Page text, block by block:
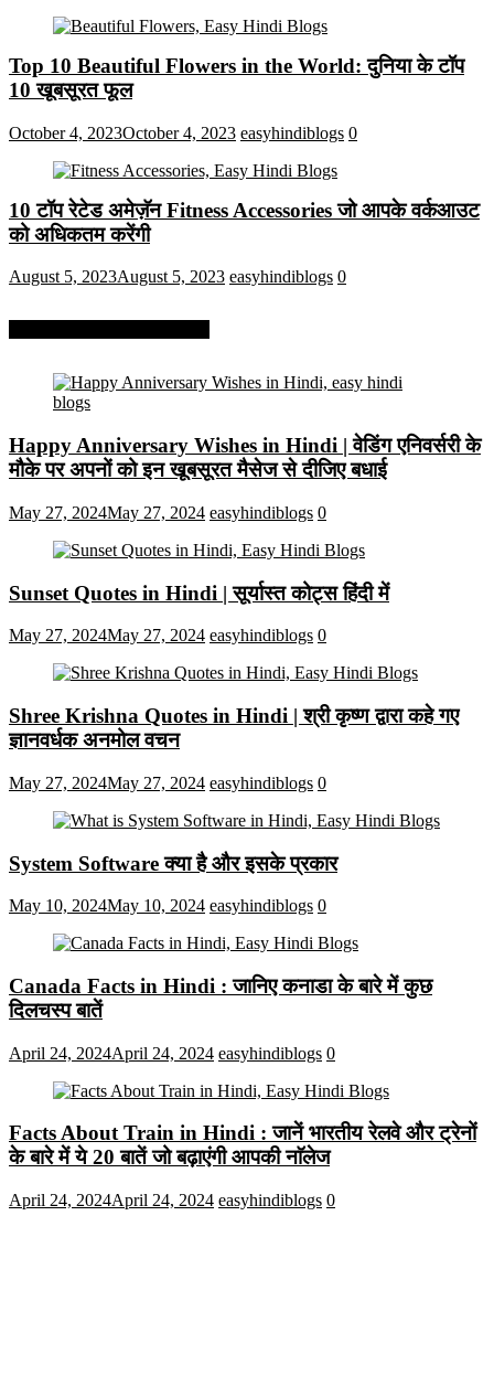
Top 10 Beautiful Flowers in the World: दुनिया के टॉप
10 खूबसूरत फूल
October 4, 2023October 4, 2023 easyhindiblogs 0
10 टॉप रेटेड अमेज़ॅन Fitness Accessories जो आपके वर्कआउट
को अधिकतम करेंगी
August 5, 2023August 5, 2023 easyhindiblogs 0
Happy Anniversary Wishes in Hindi | वेडिंग एनिवर्सरी के
मौके पर अपनों को इन खूबसूरत मैसेज से दीजिए बधाई
May 27, 2024May 27, 2024 easyhindiblogs 0
Sunset Quotes in Hindi | सूर्यास्त कोट्स हिंदी में
May 27, 2024May 27, 2024 easyhindiblogs 0
Shree Krishna Quotes in Hindi | श्री कृष्ण द्वारा कहे गए
ज्ञानवर्धक अनमोल वचन
May 27, 2024May 27, 2024 easyhindiblogs 0
System Software क्या है और इसके प्रकार
May 10, 2024May 10, 2024 easyhindiblogs 0
Canada Facts in Hindi : जानिए कनाडा के बारे में कुछ
दिलचस्प बातें
April 24, 2024April 24, 2024 easyhindiblogs 0
Facts About Train in Hindi : जानें भारतीय रेलवे और ट्रेनों
के बारे में ये 20 बातें जो बढ़ाएंगी आपकी नाॅलेज
April 24, 2024April 24, 2024 easyhindiblogs 0